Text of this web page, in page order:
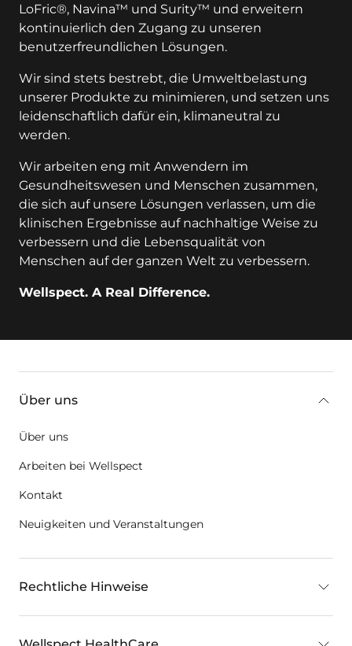
LoFric®, Navina™ und Surity™ und erweitern
kontinuierlich den Zugang zu unseren
benutzerfreundlichen Lösungen.
Wir sind stets bestrebt, die Umweltbelastung
unserer Produkte zu minimieren, und setzen uns
leidenschaftlich dafür ein, klimaneutral zu
werden.
Wir arbeiten eng mit Anwendern im
Gesundheitswesen und Menschen zusammen,
die sich auf unsere Lösungen verlassen, um die
klinischen Ergebnisse auf nachhaltige Weise zu
verbessern und die Lebensqualität von
Menschen auf der ganzen Welt zu verbessern.
Wellspect. A Real Difference.
Über uns
Über uns
Arbeiten bei Wellspect
Kontakt
Neuigkeiten und Veranstaltungen
Rechtliche Hinweise